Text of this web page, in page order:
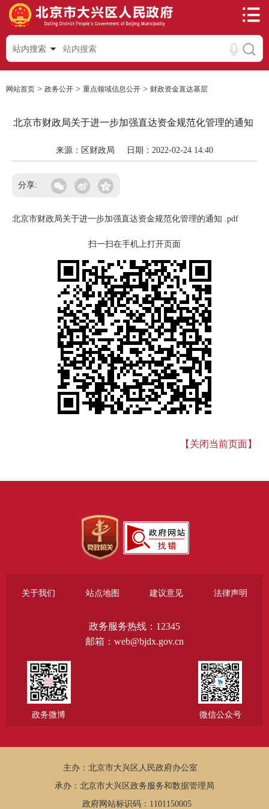
站内搜索
网站首页 > 政务公开 > 重点领域信息公开 > 财政资金直达基层
北京市财政局关于进一步加强直达资金规范化管理的通知
来源：区财政局 日期：2022-02-24 14:40
分享:
北京市财政局关于进一步加强直达资金规范化管理的通知 .pdf
扫一扫在手机上打开页面
【关闭当前页面】
关于我们 站点地图 建议意见 法律声明
政务服务热线：12345
邮箱：web@bjdx.gov.cn
政务微博 微信公众号
主办：北京市大兴区人民政府办公室
承办：北京市大兴区政务服务和数据管理局
政府网站标识码：1101150005